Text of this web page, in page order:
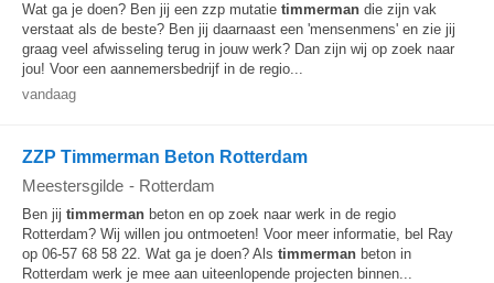
Wat ga je doen? Ben jij een zzp mutatie timmerman die zijn vak
verstaat als de beste? Ben jij daarnaast een 'mensenmens' en zie jij
graag veel afwisseling terug in jouw werk? Dan zijn wij op zoek naar
jou! Voor een aannemersbedrijf in de regio...
vandaag
ZZP Timmerman Beton Rotterdam
Meestersgilde - Rotterdam
Ben jij timmerman beton en op zoek naar werk in de regio
Rotterdam? Wij willen jou ontmoeten! Voor meer informatie, bel Ray
op 06-57 68 58 22. Wat ga je doen? Als timmerman beton in
Rotterdam werk je mee aan uiteenlopende projecten binnen...